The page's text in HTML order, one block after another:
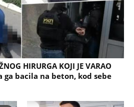
HIRURGA KOJI JE VARAO
ga bacila na beton, kod sebe